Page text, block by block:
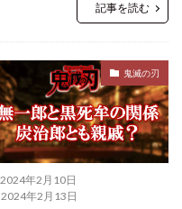
記事を読む
鬼滅の刃
2024年2月10日
2024年2月13日